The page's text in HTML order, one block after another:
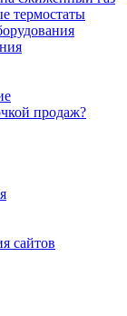
термостаты
продаж?
сайтов